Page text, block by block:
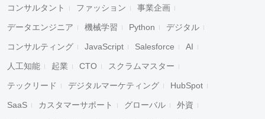
コンサルタント ファッション 事業企画
データエンジニア 機械学習 Python デジタル
コンサルティング JavaScript Salesforce AI
人工知能 起業 CTO スクラムマスター
テックリード デジタルマーケティング HubSpot
SaaS カスタマーサポート グローバル 外資